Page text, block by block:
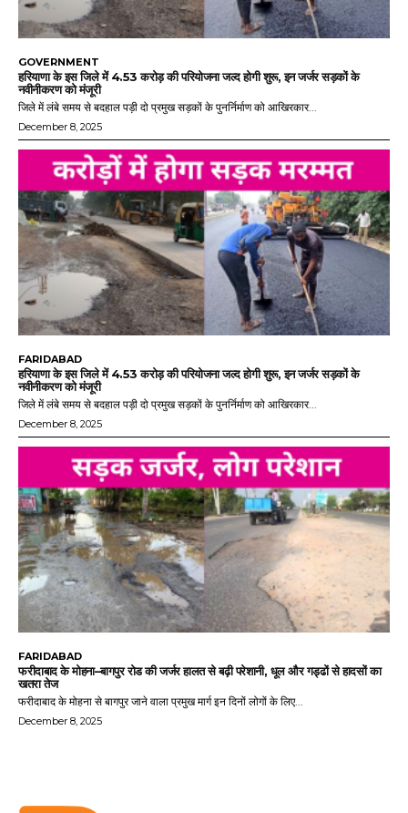
GOVERNMENT
हरियाणा के इस जिले में 4.53 करोड़ की परियोजना जल्द होगी शुरू, इन जर्जर सड़कों के
नवीनीकरण को मंजूरी
जिले में लंबे समय से बदहाल पड़ी दो प्रमुख सड़कों के पुनर्निर्माण को आखिरकार...
December 8, 2025
FARIDABAD
हरियाणा के इस जिले में 4.53 करोड़ की परियोजना जल्द होगी शुरू, इन जर्जर सड़कों के
नवीनीकरण को मंजूरी
जिले में लंबे समय से बदहाल पड़ी दो प्रमुख सड़कों के पुनर्निर्माण को आखिरकार...
December 8, 2025
FARIDABAD
फरीदाबाद के मोहना–बागपुर रोड की जर्जर हालत से बढ़ी परेशानी, धूल और गड्ढों से हादसों का
खतरा तेज
फरीदाबाद के मोहना से बागपुर जाने वाला प्रमुख मार्ग इन दिनों लोगों के लिए...
December 8, 2025